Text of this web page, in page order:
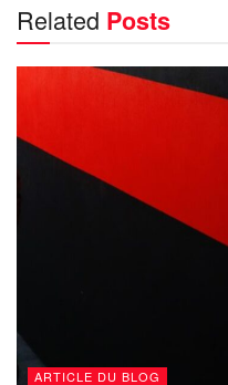
Related Posts
ARTICLE DU BLOG